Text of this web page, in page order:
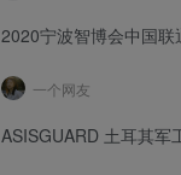
2020宁波智博会中国联
一个网友
ASISGUARD 土耳其军